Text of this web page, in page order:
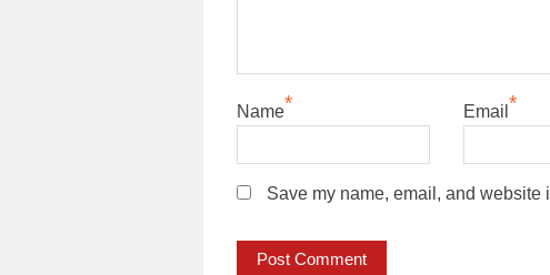
Name* Email *
Save my name, email, and website